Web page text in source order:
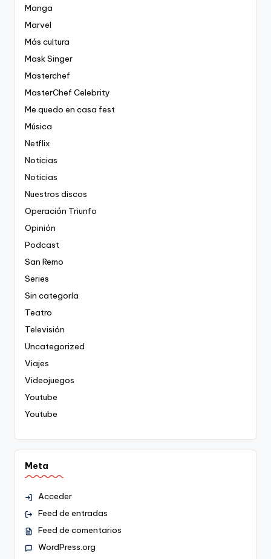
Manga
Marvel
Más cultura
Mask Singer
Masterchef
MasterChef Celebrity
Me quedo en casa fest
Música
Netflix
Noticias
Noticias
Nuestros discos
Operación Triunfo
Opinión
Podcast
San Remo
Series
Sin categoría
Teatro
Televisión
Uncategorized
Viajes
Videojuegos
Youtube
Youtube
Meta
Acceder
Feed de entradas
Feed de comentarios
WordPress.org